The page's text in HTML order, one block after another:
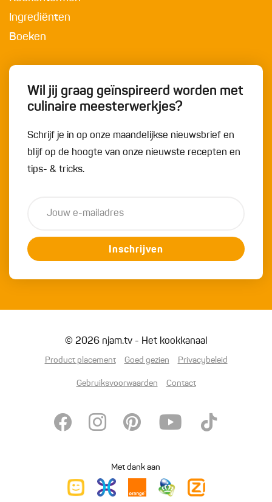
Ingrediënten
Boeken
Wil jij graag geïnspireerd worden met
culinaire meesterwerkjes?
Schrijf je in op onze maandelijkse nieuwsbrief en
blijf op de hoogte van onze nieuwste recepten en
tips- & tricks.
Inschrijven
© 2026 njam.tv - Het kookkanaal
Product placement Goed gezien Privacybeleid
Gebruiksvoorwaarden Contact
Met dank aan